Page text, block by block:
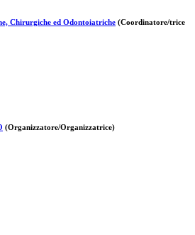
Chirurgiche ed Odontoiatriche (Coordinatore/trice
(Organizzatore/Organizzatrice)